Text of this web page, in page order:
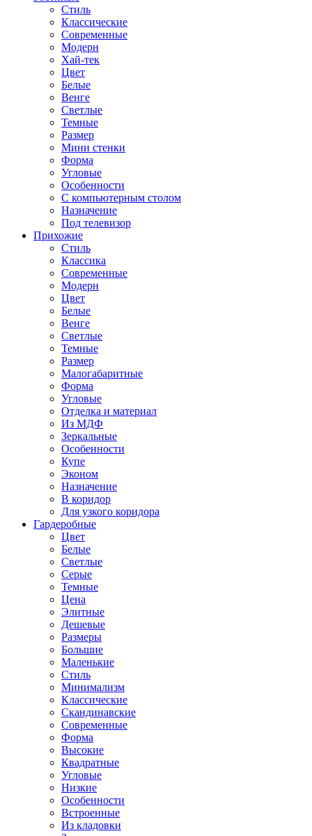
Стиль
Классические
Современные
Модерн
Хай-тек
Цвет
Белые
Венге
Светлые
Темные
Размер
Мини стенки
Форма
Угловые
Особенности
С компьютерным столом
Назначение
Под телевизор
Прихожие
Стиль
Классика
Современные
Модерн
Цвет
Белые
Венге
Светлые
Темные
Размер
Малогабаритные
Форма
Угловые
Отделка и материал
Из МДФ
Зеркальные
Особенности
Купе
Эконом
Назначение
В коридор
Для узкого коридора
Гардеробные
Цвет
Белые
Светлые
Серые
Темные
Цена
Элитные
Дешевые
Размеры
Большие
Маленькие
Стиль
Минимализм
Классические
Скандинавские
Современные
Форма
Высокие
Квадратные
Угловые
Низкие
Особенности
Встроенные
Из кладовки